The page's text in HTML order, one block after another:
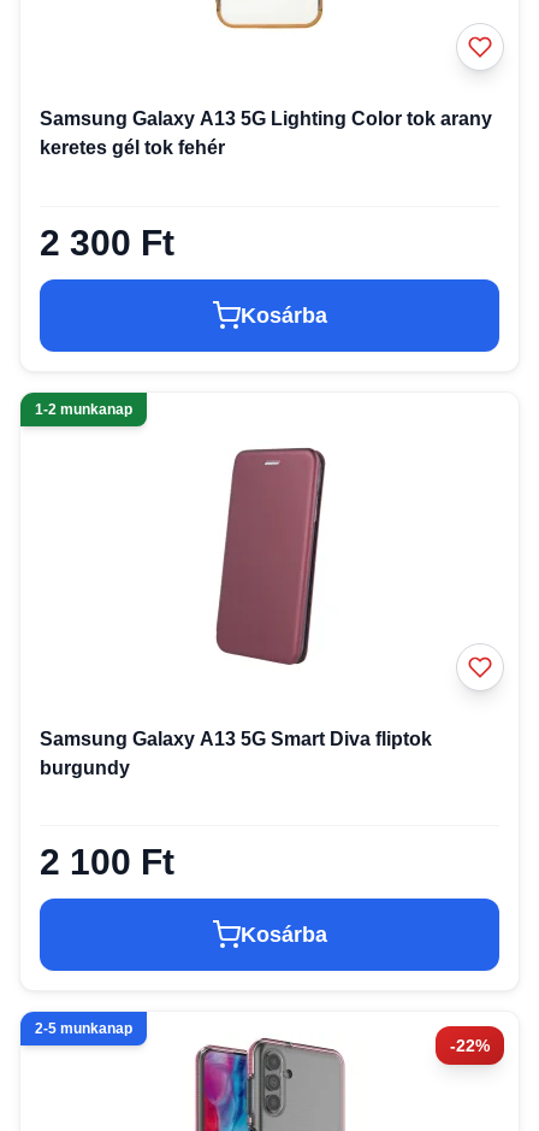
Samsung Galaxy A13 5G Lighting Color tok arany
keretes gél tok fehér
2 300 Ft
Kosárba
1-2 munkanap
Samsung Galaxy A13 5G Smart Diva fliptok
burgundy
2 100 Ft
Kosárba
-22%
2-5 munkanap